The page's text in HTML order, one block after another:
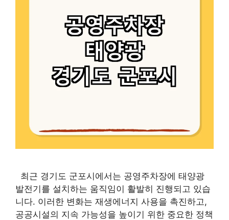
최근 경기도 군포시에서는 공영주차장에 태양광
발전기를 설치하는 움직임이 활발히 진행되고 있습
니다. 이러한 변화는 재생에너지 사용을 촉진하고,
공공시설의 지속 가능성을 높이기 위한 중요한 정책